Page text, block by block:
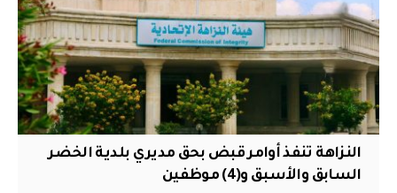
النزاهة تنفذ أوامر قبض بحق مديري بلدية الخضر
السابق والأسبق و(4) موظفين